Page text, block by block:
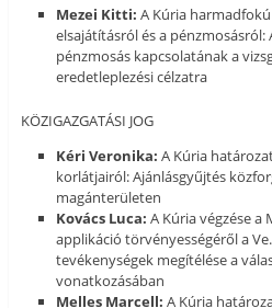
Mezei Kitti: A Kúria
elsajátításról és a pénzmosásról:
pénzmosás kapcsolatának a
eredetleplezési célzatra
KÖZIGAZGATÁSI JOG
Kéri Veronika: A Kúria
korlátjairól: Ajánlásgyűjtés
magánterületen
Kovács Luca: A Kúria végzése
applikáció törvényességéről a
tevékenységek megítélése a
vonatkozásában
Melles Marcell: A Kúria